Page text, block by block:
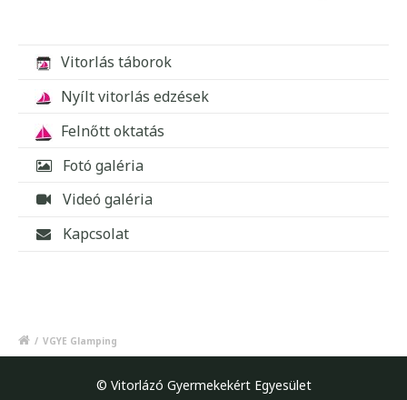
Vitorlás táborok
Nyílt vitorlás edzések
Felnőtt oktatás
Fotó galéria
Videó galéria
Kapcsolat
/ VGYE Glamping
© Vitorlázó Gyermekekért Egyesület